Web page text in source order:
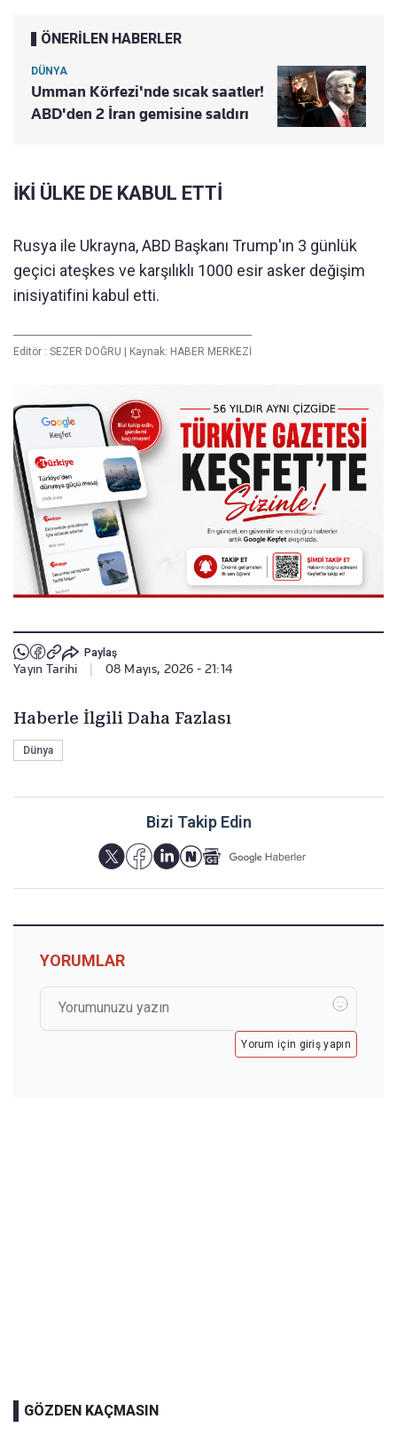
ÖNERİLEN HABERLER
DÜNYA
Umman Körfezi'nde sıcak saatler!
ABD'den 2 İran gemisine saldırı
İKİ ÜLKE DE KABUL ETTİ
Rusya ile Ukrayna, ABD Başkanı Trump'ın 3 günlük
geçici ateşkes ve karşılıklı 1000 esir asker değişim
inisiyatifini kabul etti.
Editör : SEZER DOĞRU Kaynak: HABER MERKEZİ
Paylaş
Yayın Tarihi 08 Mayıs, 2026 - 21:14
Haberle İlgili Daha Fazlası
Dünya
Bizi Takip Edin
YORUMLAR
Yorum için giriş yapın
GÖZDEN KAÇMASIN